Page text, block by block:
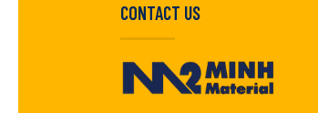
CONTACT US